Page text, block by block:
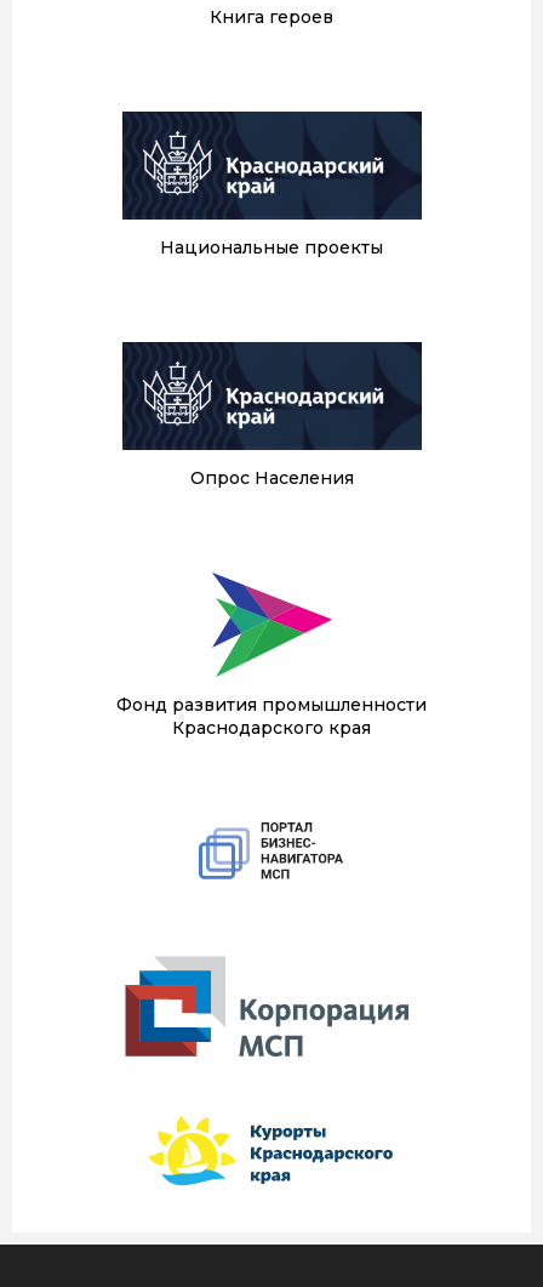
Книга героев
Национальные проекты
Опрос Населения
Фонд развития промышленности
Краснодарского края